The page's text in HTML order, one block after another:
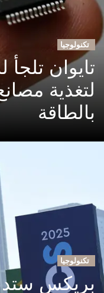
تكنولوجيا
تايوان تلجأ
لتغذية
بالطاقة
تكنولوجيا
بريكس